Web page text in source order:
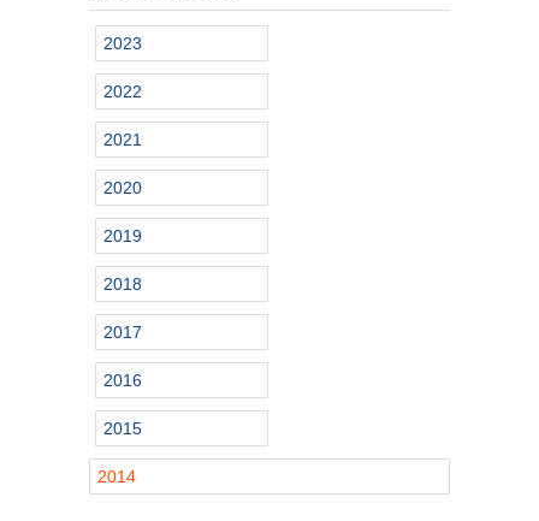
2023
2022
2021
2020
2019
2018
2017
2016
2015
2014